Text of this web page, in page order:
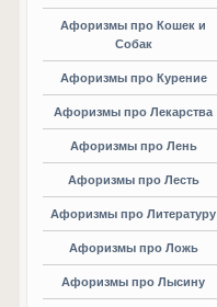
Афоризмы про Кошек и
Собак
Афоризмы про Курение
Афоризмы про Лекарства
Афоризмы про Лень
Афоризмы про Лесть
Афоризмы про Литературу
Афоризмы про Ложь
Афоризмы про Лысину